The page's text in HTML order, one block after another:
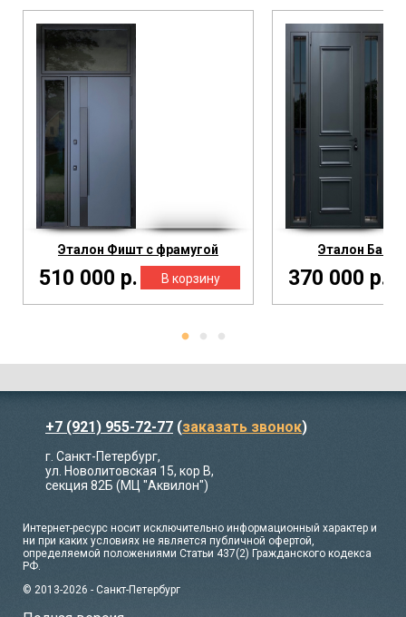
Эталон Фишт с фрамугой
510 000 р.
Эталон
370 000 р.
+7 (921) 955-72-77 (заказать звонок)
г. Санкт-Петербург,
ул. Новолитовская 15, кор В,
секция 82Б (МЦ "Аквилон")
Интернет-ресурс носит исключительно информационный характер и
ни при каких условиях не является публичной офертой,
определяемой положениями Статьи 437(2) Гражданского кодекса
РФ.
© 2013-2026 - Санкт-Петербург